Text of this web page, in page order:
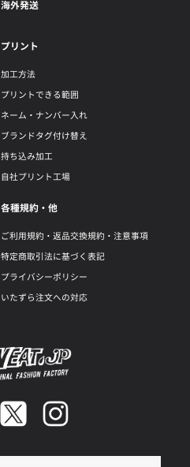
海外発送
プリント
加工方法
プリントできる範囲
ネーム・ナンバー入れ
ブランドタグ付け替え
持ち込み加工
自社プリント工場
各種規約・他
ご利用規約・返品交換規約・注意事項
特定商取引法に基づく表記
プライバシーポリシー
いたずら注文への対応